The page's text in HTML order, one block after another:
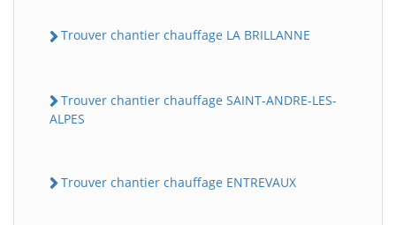
Trouver chantier chauffage LA BRILLANNE
Trouver chantier chauffage SAINT-ANDRE-LES-
ALPES
Trouver chantier chauffage ENTREVAUX